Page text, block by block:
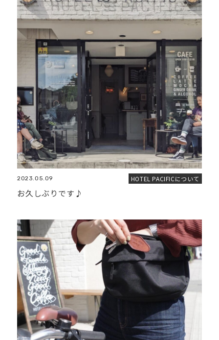
2023.05.09 HOTEL PACIFICについて
お久しぶりです♪